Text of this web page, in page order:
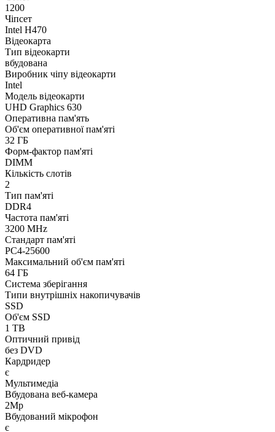
1200
Чіпсет
Intel H470
Відеокарта
Тип відеокарти
вбудована
Виробник чіпу відеокарти
Intel
Модель відеокарти
UHD Graphics 630
Оперативна пам'ять
Об'єм оперативної пам'яті
32 ГБ
Форм-фактор пам'яті
DIMM
Кількість слотів
2
Тип пам'яті
DDR4
Частота пам'яті
3200 MHz
Стандарт пам'яті
PC4-25600
Максимальний об'єм пам'яті
64 ГБ
Система зберігання
Типи внутрішніх накопичувачів
SSD
Об'єм SSD
1 TB
Оптичний привід
без DVD
Кардридер
є
Мультимедіа
Вбудована веб-камера
2Mp
Вбудований мікрофон
є